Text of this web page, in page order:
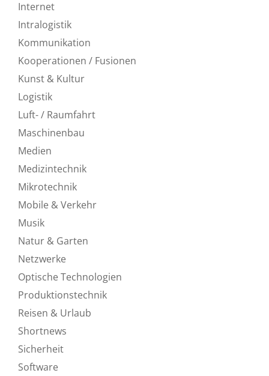
Internet
Intralogistik
Kommunikation
Kooperationen / Fusionen
Kunst & Kultur
Logistik
Luft- / Raumfahrt
Maschinenbau
Medien
Medizintechnik
Mikrotechnik
Mobile & Verkehr
Musik
Natur & Garten
Netzwerke
Optische Technologien
Produktionstechnik
Reisen & Urlaub
Shortnews
Sicherheit
Software